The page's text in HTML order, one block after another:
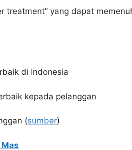
treatment” yang dapat
di Indonesia
kepada pelanggan
(sumber)